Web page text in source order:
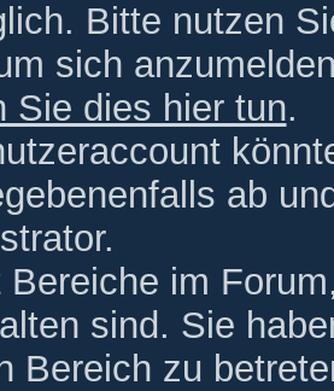
Bitte nutzen
sich
Sie dies hier tun.
ab
Bereiche im
sind. Sie
Bereich zu